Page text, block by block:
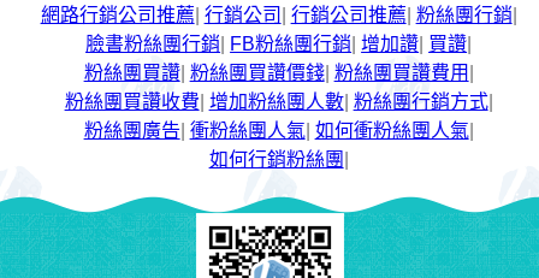
網路行銷公司推薦 行銷公司 行銷公司推薦 粉絲團行銷
臉書粉絲團行銷
FB粉絲團行銷 增加讚 買讚
粉絲團買讚| 粉絲團買讚價錢| 粉絲團買讚費用
粉絲團買讚收費 增加粉絲團人數| 粉絲團行銷方式|
粉絲團廣告 衝粉絲團人氣| 如何衝粉絲團人氣|
如何行銷粉絲團